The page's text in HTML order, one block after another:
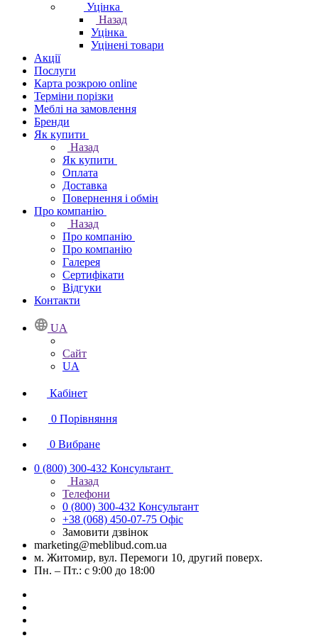
Уцінка
Назад
Уцінка
Уцінені товари
Акції
Послуги
Карта розкрою online
Терміни порізки
Меблі на замовлення
Бренди
Як купити
Назад
Як купити
Оплата
Доставка
Повернення і обмін
Про компанію
Назад
Про компанію
Про компанію
Галерея
Сертифікати
Відгуки
Контакти
UA
Сайт
UA
Кабінет
0 Порівняння
0 Вибране
0 (800) 300-432 Консультант
Назад
Телефони
0 (800) 300-432 Консультант
+38 (068) 450-07-75 Офіс
Замовити дзвінок
marketing@meblibud.com.ua
м. Житомир, вул. Перемоги 10, другий поверх.
Пн. – Пт.: с 9:00 до 18:00